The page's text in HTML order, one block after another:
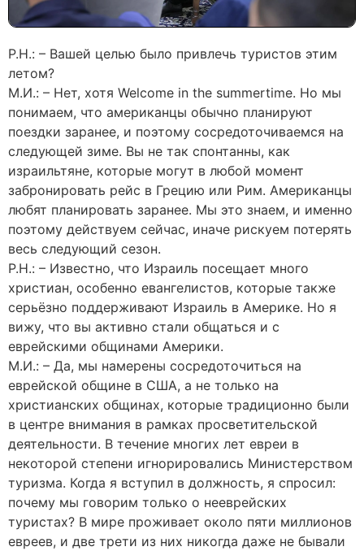
Р.Н.: – Вашей целью было привлечь туристов этим
летом?
М.И.: – Нет, хотя Welcome in the summertime. Но мы
понимаем, что американцы обычно планируют
поездки заранее, и поэтому сосредоточиваемся на
следующей зиме. Вы не так спонтанны, как
израильтяне, которые могут в любой момент
забронировать рейс в Грецию или Рим. Американцы
любят планировать заранее. Мы это знаем, и именно
поэтому действуем сейчас, иначе рискуем потерять
весь следующий сезон.
Р.Н.: – Известно, что Израиль посещает много
христиан, особенно евангелистов, которые также
серьёзно поддерживают Израиль в Америке. Но я
вижу, что вы активно стали общаться и с
еврейскими общинами Америки.
М.И.: – Да, мы намерены сосредоточиться на
еврейской общине в США, а не только на
христианских общинах, которые традиционно были
в центре внимания в рамках просветительской
деятельности. В течение многих лет евреи в
некоторой степени игнорировались Министерством
туризма. Когда я вступил в должность, я спросил:
почему мы говорим только о нееврейских
туристах? В мире проживает около пяти миллионов
евреев, и две трети из них никогда даже не бывали